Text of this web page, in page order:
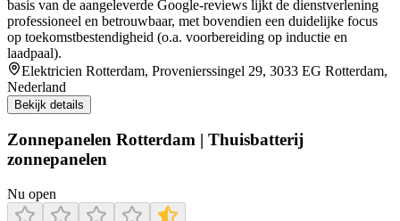
basis van de aangeleverde Google-reviews lijkt de dienstverlening
professioneel en betrouwbaar, met bovendien een duidelijke focus
op toekomstbestendigheid (o.a. voorbereiding op inductie en
laadpaal).
Elektricien Rotterdam, Provenierssingel 29, 3033 EG Rotterdam,
Nederland
Bekijk details
Zonnepanelen Rotterdam | Thuisbatterij
zonnepanelen
Nu open